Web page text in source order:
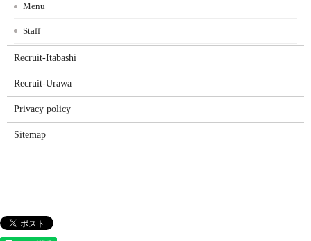
Menu
Staff
Recruit-Itabashi
Recruit-Urawa
Privacy policy
Sitemap